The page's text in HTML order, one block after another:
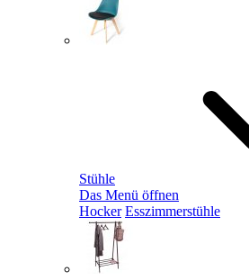
Stühle
Das Menü öffnen
Hocker Esszimmerstühle